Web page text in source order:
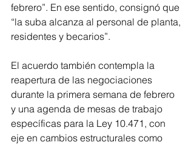
febrero”. En ese sentido, consignó que
“la suba alcanza al personal de planta,
residentes y becarios”.
El acuerdo también contempla la
reapertura de las negociaciones
durante la primera semana de febrero
y una agenda de mesas de trabajo
específicas para la Ley 10.471, con
eje en cambios estructurales como